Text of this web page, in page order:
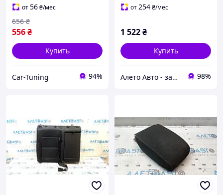
бардачок Tuning
Аксессуары
от56₴/мес
556₴
656 ₴
Купить
Car-Tuning 94%
от254₴/мес
1 522₴
Купить
Алето Авто - запчасти на авто из США 98%